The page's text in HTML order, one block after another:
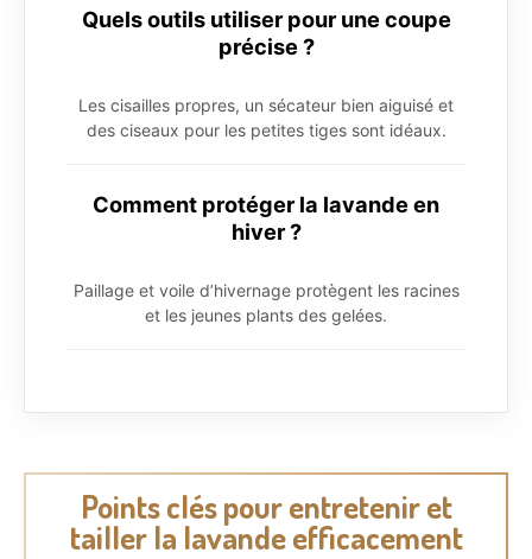
Quels outils utiliser pour une coupe
précise ?
Les cisailles propres, un sécateur bien aiguisé et
des ciseaux pour les petites tiges sont idéaux.
Comment protéger la lavande en
hiver ?
Paillage et voile d’hivernage protègent les racines
et les jeunes plants des gelées.
Points clés pour entretenir et
tailler la lavande efficacement